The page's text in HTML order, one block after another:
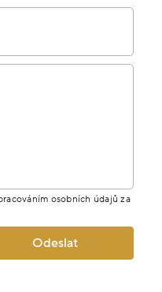
osobních údajů za
Odeslat